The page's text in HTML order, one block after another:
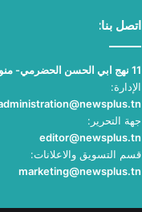
اتصل بنا:
11 نهج ابي الحسن الحضرمي- منوبة - تونس
الإدارة:
جهة التحرير:
editor@newsplus.tn
قسم التسويق والاعلانات:
marketing@newsplus.tn